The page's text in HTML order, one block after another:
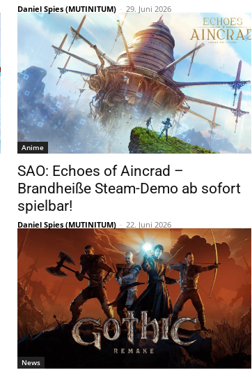
Daniel Spies (MUTINITUM) - 29. Juni 2026
Anime
SAO: Echoes of Aincrad –
Brandheiße Steam-Demo ab sofort
spielbar!
Daniel Spies (MUTINITUM) - 22. Juni 2026
News